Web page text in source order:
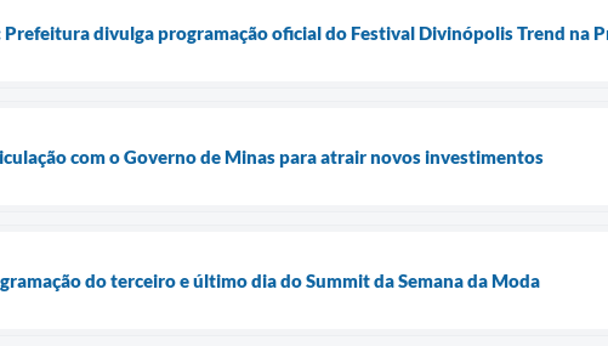
Prefeitura divulga programação oficial do Festival Divinópolis Trend na
com o Governo de Minas para atrair novos investimentos
do terceiro e último dia do Summit da Semana da Moda